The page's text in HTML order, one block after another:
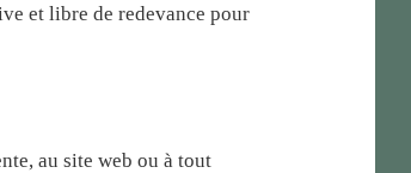
et libre de redevance pour
au site web ou à tout